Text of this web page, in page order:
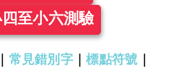
至小六測驗
常見錯別字 ｜標點符號 ｜